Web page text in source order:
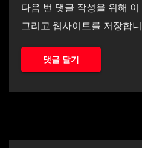
다음 번 댓글 작성을 위해
그리고 웹사이트를 저장합